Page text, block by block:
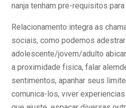
nanja tenham pre-requisitos
Relacionamento integra as
sociais, como podemos
adolescente/jovem/adulto
a proximidade fisica, falar
sentimentos, apanhar seus
comunica-los, viver